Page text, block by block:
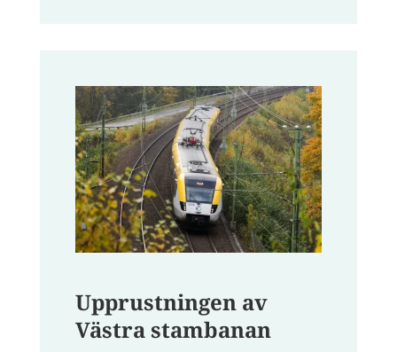
Upprustningen av
Västra stambanan